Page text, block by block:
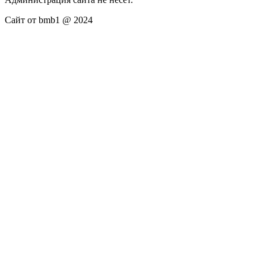
Сайт от bmb1 @ 2024